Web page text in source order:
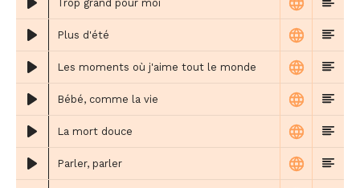
Trop grand pour moi
Plus d'été
Les moments où j'aime tout le monde
Bébé, comme la vie
La mort douce
Parler, parler